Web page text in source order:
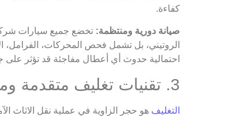
كفاءة.
صيانة دورية ومنتظمة: تخضع جميع سيارات
الروتيني، بل تشمل فحص المحركات، الفرامل،
احتمالية حدوث أي أعطال مفاجئة قد تؤثر على
3. تقنيات تغليف متقدمة ومواد عالية الجودة عالمية المواصفات
التغليف هو حجر الزاوية في عملية نقل الاثاث